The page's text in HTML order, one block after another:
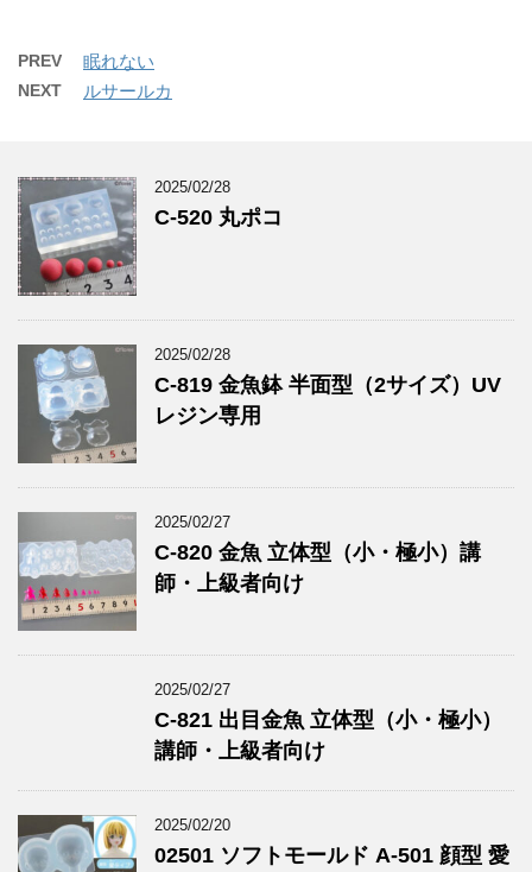
PREV 眠れない
NEXT ルサールカ
2025/02/28
C-520 丸ポコ
2025/02/28
C-819 金魚鉢 半面型（2サイズ）UV
レジン専用
2025/02/27
C-820 金魚 立体型（小・極小）講
師・上級者向け
2025/02/27
C-821 出目金魚 立体型（小・極小）
講師・上級者向け
2025/02/20
02501 ソフトモールド A-501 顔型 愛